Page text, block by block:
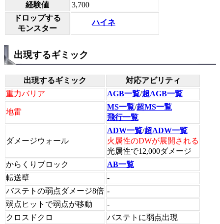
経験値
3,700
ドロップする
モンスター
ハイネ
出現するギミック
出現するギミック
対応アビリティ
重力バリア
AGB一覧/超AGB一覧
地雷
MS一覧/超MS一覧
飛行一覧
ダメージウォール
ADW一覧/超ADW一覧
火属性のDWが展開される
光属性で12,000ダメージ
からくりブロック
AB一覧
転送壁
-
バステトの弱点ダメージ8倍 -
弱点ヒットで弱点が移動
-
クロスドクロ
バステトに弱点出現